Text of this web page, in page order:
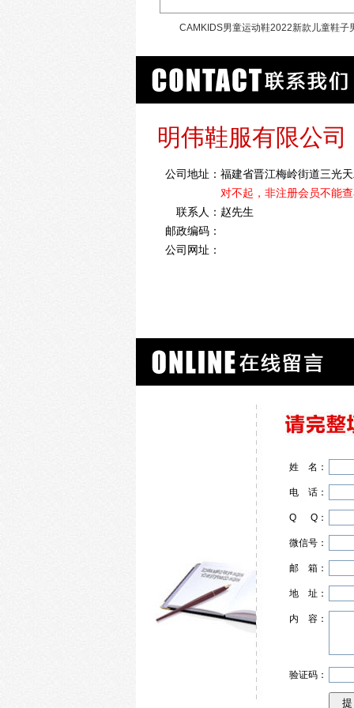
CAMKIDS男童运动鞋2022新款儿童鞋子
中大童跑步鞋
明伟鞋服有限公司
公司地址： 福建省晋江梅岭街道三光
对不起，非注册会员不能
联系人： 赵先生
邮政编码：
公司网址：
姓 名 ：
电 话 ：
Q Q ：
微信号：
邮 箱 ：
地 址 ：
内 容 ：
验证码：